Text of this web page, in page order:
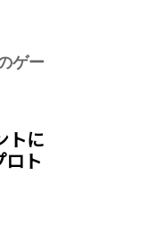
ゲー
トに
ロト